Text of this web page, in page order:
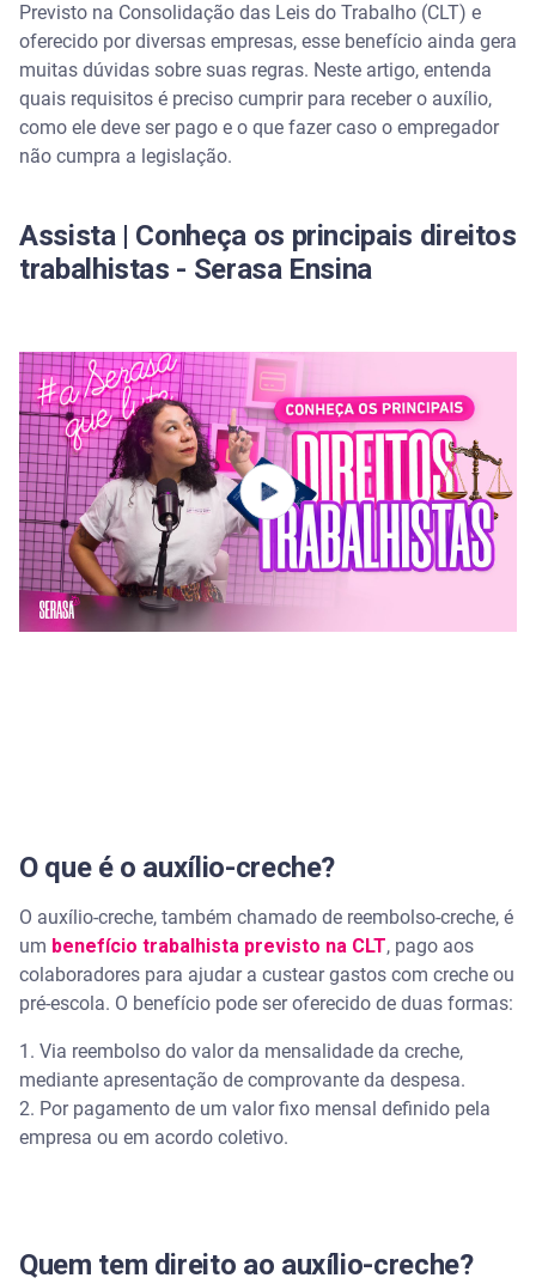
Qual o valor do auxílio-creche por filho?
Até qual idade o reembolso-creche pode ser pago?
Como solicitar o auxílio-creche?
Documentos que podem ser exigidos
O pai pode receber o auxílio-creche?
Qual a diferença entre auxílio-creche e reembolso-
creche?
Mantenha-se informado sobre benefícios
trabalhistas com o Serasa Ensina.
Perguntas frequentes sobre auxílio-creche
É obrigatório a empresa dar auxílio-creche?
Previsto na Consolidação das Leis do Trabalho (CLT) e
oferecido por diversas empresas, esse benefício ainda gera
muitas dúvidas sobre suas regras. Neste artigo, entenda
quais requisitos é preciso cumprir para receber o auxílio,
como ele deve ser pago e o que fazer caso o empregador
não cumpra a legislação.
Assista | Conheça os principais direitos
trabalhistas - Serasa Ensina
O que é o auxílio-creche?
O auxílio-creche, também chamado de reembolso-creche, é
um benefício trabalhista previsto na CLT, pago aos
colaboradores para ajudar a custear gastos com creche ou
pré-escola. O benefício pode ser oferecido de duas formas:
1. Via reembolso do valor da mensalidade da creche,
mediante apresentação de comprovante da despesa.
2. Por pagamento de um valor fixo mensal definido pela
empresa ou em acordo coletivo.
Quem tem direito ao auxílio-creche?